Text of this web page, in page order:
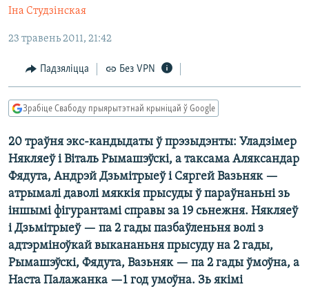
да
навігацыі
Перайсьці
пошуку
ПАЛІТЫКА
ЭКАНОМІКА
ВАЙНА
ПАЛІТВЯЗЬНІ
КУЛЬТУРА
КАЛЯНДАР
ГІСТОРЫЯ НА СВАБОДЗЕ
ПАДКАСТЫ
КНІГІ
PREMIUM
МОВА
НА ХВАЛЯХ СВАБОДЫ
ПАДЗЯЛІЦЦА ІНФАРМАЦЫЯЙ
RSS
ПАДКАСТЫ
FACEBOOK
Іна Студзінская
23 травень 2011, 21:42
Падзяліцца Без VPN
Зрабіце Свабоду прыярытэтнай крыніцай ў Google
20 траўня экс-кандыдаты ў прэзыдэнты: Уладзімер
Някляеў і Віталь Рымашэўскі, а таксама Аляксандар
Фядута, Андрэй Дзьмітрыеў і Сяргей Вазьняк —
атрымалі даволі мяккія прысуды ў параўнаньні зь
іншымі фігурантамі справы за 19 сьнежня. Някляеў
і Дзьмітрыеў — па 2 гады пазбаўленьня волі з
адтэрміноўкай выкананьня прысуду на 2 гады,
Рымашэўскі, Фядута, Вазьняк — па 2 гады ўмоўна, а
Наста Палажанка —1 год умоўна. Зь якімі